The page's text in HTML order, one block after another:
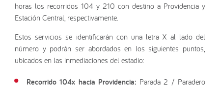
horas los recorridos 104 y 210 con destino a Providencia y
Estación Central, respectivamente.
Estos servicios se identificarán con una letra X al lado del
número y podrán ser abordados en los siguientes puntos,
ubicados en las inmediaciones del estadio:
Recorrido 104x hacia Providencia: Parada 2 / Paradero